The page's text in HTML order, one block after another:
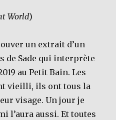
World)
un extrait d’un
de Sade qui interprète
au Petit Bain. Les
vieilli, ils ont tous la
visage. Un jour je
l’aura aussi. Et toutes